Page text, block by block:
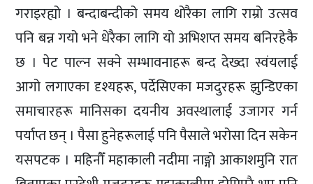
गराइरह्यो । बन्दाबन्दीको समय थोरैका लागि राम्रो उत्सव
पनि बन्न गयो भने धेरैका लागि यो अभिशप्त समय बनिरहेकै
छ । पेट पाल्न सक्ने सम्भावनाहरू बन्द देख्दा स्वंयलाई
आगो लगाएका दृश्यहरू, पर्देसिएका मजदुरहरू झुन्डिएका
समाचारहरू मानिसका दयनीय अवस्थालाई उजागर गर्न
पर्याप्त छन् । पैसा हुनेहरूलाई पनि पैसाले भरोसा दिन सकेन
यसपटक । महिनौँ महाकाली नदीमा नाङ्गो आकाशमुनि रात